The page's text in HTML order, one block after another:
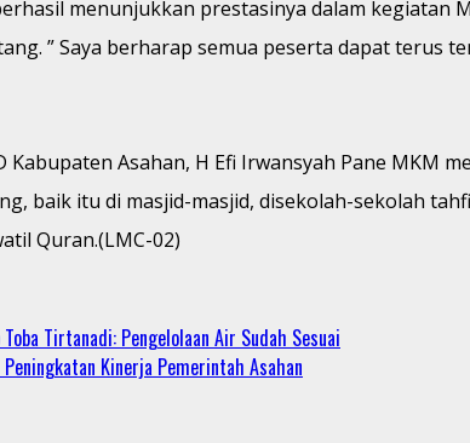
menunjukkan prestasinya dalam
” Saya berharap semua peserta dapat
Kabupaten Asahan, H Efi Irwansyah Pane
baik itu di masjid-masjid, disekolah-sekolah
Quran.(LMC-02)
Tirtanadi: Pengelolaan Air Sudah Sesuai
Kinerja Pemerintah Asahan